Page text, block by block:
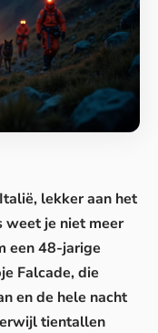
lekker aan het
weet je niet meer
een 48-jarige
Falcade, die
en de hele nacht
tientallen